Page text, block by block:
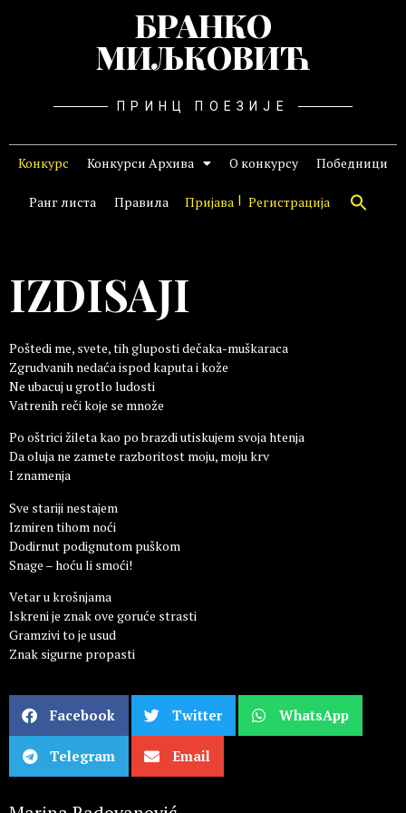
БРАНКО
МИЉКОВИЋ
ПРИНЦ ПОЕЗИЈЕ
Конкурс Конкурси Архива О конкурсу Победници
Ранг листа Правила Пријава Регистрација
IZDISAJI
Poštedi me, svete, tih gluposti dečaka-muškaraca
Zgrudvanih nedaća ispod kaputa i kože
Ne ubacuj u grotlo ludosti
Vatrenih reči koje se množe
Po oštrici žileta kao po brazdi utiskujem svoja htenja
Da oluja ne zamete razboritost moju, moju krv
I znamenja
Sve stariji nestajem
Izmiren tihom noći
Dodirnut podignutom puškom
Snage – hoću li smoći!
Vetar u krošnjama
Iskreni je znak ove goruće strasti
Gramzivi to je usud
Znak sigurne propasti
Facebook Twitter WhatsApp
Telegram Email